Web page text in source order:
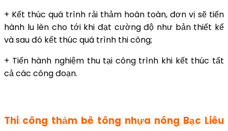
+ Kết thúc quá trình rải thảm hoàn toàn, đơn vị sẽ tiến
hành lu lèn cho tới khi đạt cường độ như bản thiết kế
và sau đó kết thúc quá trình thi công;
+ Tiến hành nghiệm thu tại công trình khi kết thúc tất
cả các công đoạn.
Thi công thảm bê tông nhựa nóng Bạc Liêu